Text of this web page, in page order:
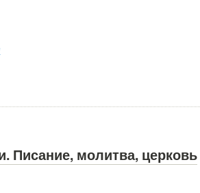
Писание, молитва, церковь